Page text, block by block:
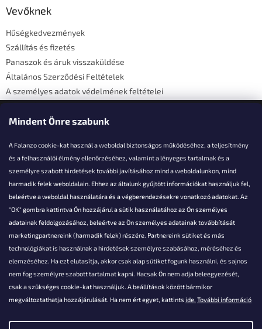
Mindent Önre szabunk
A Falanzo cookie-kat használ a weboldal biztonságos működéséhez, a teljesítmény
és a felhasználói élmény ellenőrzéséhez, valamint a lényeges tartalmak és a
személyre szabott hirdetések további javításához mind a weboldalunkon, mind
harmadik felek weboldalain. Ehhez az általunk gyűjtött információkat használjuk fel,
beleértve a weboldal használatára és a végberendezésekre vonatkozó adatokat. Az
"OK" gombra kattintva Ön hozzájárul a sütik használatához az Ön személyes
adatainak feldolgozásához, beleértve az Ön személyes adatainak továbbítását
marketingpartnereink (harmadik felek) részére. Partnereink sütiket és más
technológiákat is használnak a hirdetések személyre szabásához, méréséhez és
elemzéséhez. Ha ezt elutasítja, akkor csak alap sütiket fogunk használni, és sajnos
nem fog személyre szabott tartalmat kapni. Hacsak Ön nem adja beleegyezését,
csak a szükséges cookie-kat használjuk. A beállítások között bármikor
megváltoztathatja hozzájárulását. Ha nem ért egyet, kattints ide. További információ
Vevőknek
Hűségkedvezmények
Szállítás és fizetés
Panaszok és áruk visszaküldése
Általános Szerződési Feltételek
A személyes adatok védelmének feltételei
Elérhetőségi adatok
Akarsz kérdezni valamit?
info@falanzo.hu